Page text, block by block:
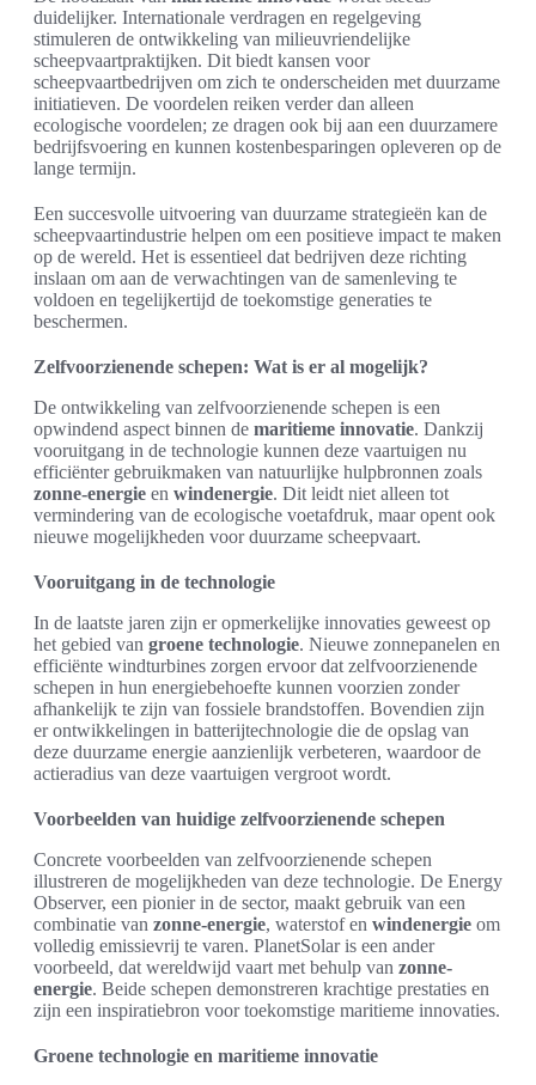
duidelijker. Internationale verdragen en regelgeving
stimuleren de ontwikkeling van milieuvriendelijke
scheepvaartpraktijken. Dit biedt kansen voor
scheepvaartbedrijven om zich te onderscheiden met duurzame
initiatieven. De voordelen reiken verder dan alleen
ecologische voordelen; ze dragen ook bij aan een duurzamere
bedrijfsvoering en kunnen kostenbesparingen opleveren op de
lange termijn.
Een succesvolle uitvoering van duurzame strategieën kan de
scheepvaartindustrie helpen om een positieve impact te maken
op de wereld. Het is essentieel dat bedrijven deze richting
inslaan om aan de verwachtingen van de samenleving te
voldoen en tegelijkertijd de toekomstige generaties te
beschermen.
Zelfvoorzienende schepen: Wat is er al mogelijk?
De ontwikkeling van zelfvoorzienende schepen is een
opwindend aspect binnen de maritieme innovatie. Dankzij
vooruitgang in de technologie kunnen deze vaartuigen nu
efficiënter gebruikmaken van natuurlijke hulpbronnen zoals
zonne-energie en windenergie. Dit leidt niet alleen tot
vermindering van de ecologische voetafdruk, maar opent ook
nieuwe mogelijkheden voor duurzame scheepvaart.
Vooruitgang in de technologie
In de laatste jaren zijn er opmerkelijke innovaties geweest op
het gebied van groene technologie. Nieuwe zonnepanelen en
efficiënte windturbines zorgen ervoor dat zelfvoorzienende
schepen in hun energiebehoefte kunnen voorzien zonder
afhankelijk te zijn van fossiele brandstoffen. Bovendien zijn
er ontwikkelingen in batterijtechnologie die de opslag van
deze duurzame energie aanzienlijk verbeteren, waardoor de
actieradius van deze vaartuigen vergroot wordt.
Voorbeelden van huidige zelfvoorzienende schepen
Concrete voorbeelden van zelfvoorzienende schepen
illustreren de mogelijkheden van deze technologie. De Energy
Observer, een pionier in de sector, maakt gebruik van een
combinatie van zonne-energie, waterstof en windenergie om
volledig emissievrij te varen. PlanetSolar is een ander
voorbeeld, dat wereldwijd vaart met behulp van zonne-
energie. Beide schepen demonstreren krachtige prestaties en
zijn een inspiratiebron voor toekomstige maritieme innovaties.
Groene technologie en maritieme innovatie